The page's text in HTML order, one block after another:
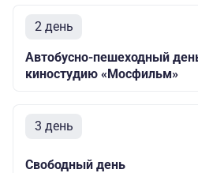
2 день
Автобусно-пешеходный
киностудию «Мосфильм»
3 день
Свободный день